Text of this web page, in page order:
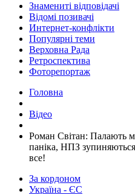
Знамениті відповідачі
Відомі позивачі
Интернет-конфлікти
Популярні теми
Верховна Рада
Ретроспектива
Фоторепортаж
Головна
Відео
​Роман Світан: Палають
паніка, НПЗ
все!
За кордоном
Україна - ЄС